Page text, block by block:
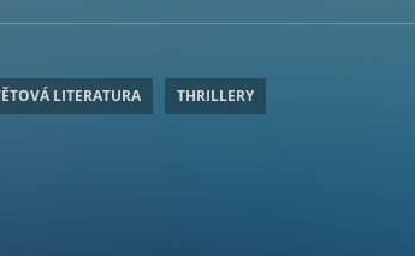
LITERATURA THRILLERY